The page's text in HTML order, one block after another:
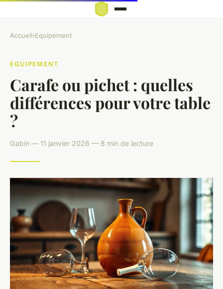
Accueil›Equipement
EQUIPEMENT
Carafe ou pichet : quelles
différences pour votre table
?
Gabin — 11 janvier 2026 — 8 min de lecture